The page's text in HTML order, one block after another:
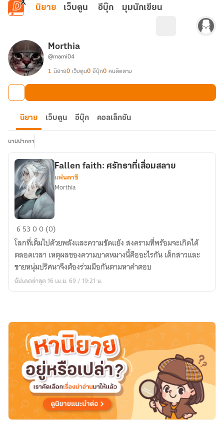
ข้ามไปยังเนื้อหาหลัก
นิยาย เว็บตูน อีบุ๊ก มุมนักเขียน
Morthia
@mami04
1 นิยาย0 เว็บตูน0 อีบุ๊ก0 คนติดตาม
นิยาย เว็บตูน อีบุ๊ก คอลเล็กชัน
นามปากกา
Fallen
faith:
ศรัทธา
ที่
เสื่อม
สลาย
Fallen faith: ศรัทธาที่เสื่อมสลาย
แฟนตาซี
Morthia
65300 (0)
โลกที่เต็มไปด้วยพลังและความขัดแย้ง สงครามที่พร้อมจะเกิดได้
ตลอดเวลา เหตุผลของความบาดหมางนี้คืออะไรกัน เด็กสาวและ
ชายหนุ่มปริศนาจึงต้องร่วมมือกันตามหาคำตอบ
อัปเดตล่าสุด 16 เม.ย. 69 / 19:21 น.